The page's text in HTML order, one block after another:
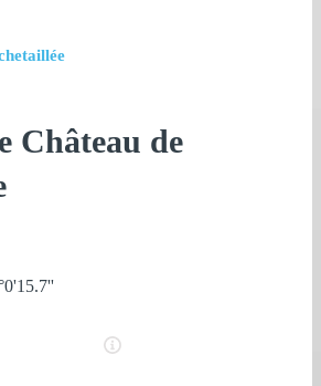
Château de